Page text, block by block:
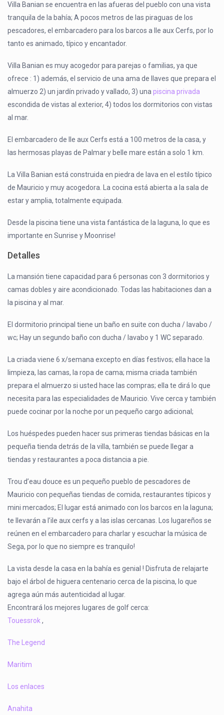
Villa Banian se encuentra en las afueras del pueblo con una vista
tranquila de la bahía; A pocos metros de las piraguas de los
pescadores, el embarcadero para los barcos a Ile aux Cerfs, por lo
tanto es animado, típico y encantador.
Villa Banian es muy acogedor para parejas o familias, ya que
ofrece : 1) además, el servicio de una ama de llaves que prepara el
almuerzo 2) un jardín privado y vallado, 3) unapiscina privada
escondida de vistas al exterior, 4) todos los dormitorios con vistas
al mar.
El embarcadero de Ile aux Cerfs está a 100 metros de la casa, y
las hermosas playas de Palmar y belle mare están a solo 1 km.
La Villa Banian está construida en piedra de lava en el estilo típico
de Mauricio y muy acogedora. La cocina está abierta a la sala de
estar y amplia, totalmente equipada.
Desde la piscina tiene una vista fantástica de la laguna, lo que es
importante en Sunrise y Moonrise!
Detalles
La mansión tiene capacidad para 6 personas con 3 dormitorios y
camas dobles y aire acondicionado. Todas las habitaciones dan a
la piscina y al mar.
El dormitorio principal tiene un baño en suite con ducha / lavabo /
wc; Hay un segundo baño con ducha / lavabo y 1 WC separado.
La criada viene 6 x/semana excepto en días festivos; ella hace la
limpieza, las camas, la ropa de cama; misma criada también
prepara el almuerzo si usted hace las compras; ella te dirá lo que
necesita para las especialidades de Mauricio. Vive cerca y también
puede cocinar por la noche por un pequeño cargo adicional;
Los huéspedes pueden hacer sus primeras tiendas básicas en la
pequeña tienda detrás de la villa, también se puede llegar a
tiendas y restaurantes a poca distancia a pie.
Trou d’eau douce es un pequeño pueblo de pescadores de
Mauricio con pequeñas tiendas de comida, restaurantes típicos y
mini mercados; El lugar está animado con los barcos en la laguna;
te llevarán a l’ile aux cerfs y a las islas cercanas. Los lugareños se
reúnen en el embarcadero para charlar y escuchar la música de
Sega, por lo que no siempre es tranquilo!
La vista desde la casa en la bahía es genial ! Disfruta de relajarte
bajo el árbol de higuera centenario cerca de la piscina, lo que
agrega aún más autenticidad al lugar.
Encontrará los mejores lugares de golf cerca:
Touessrok ,
The Legend
Maritim
Los enlaces
Anahita